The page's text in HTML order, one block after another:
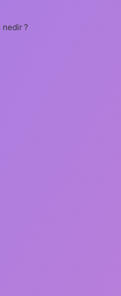
nedir ?